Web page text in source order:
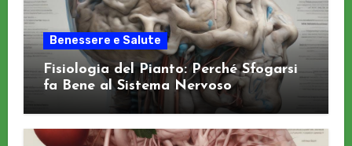
Benessere e Salute
Fisiologia del Pianto: Perché Sfogarsi
fa Bene al Sistema Nervoso